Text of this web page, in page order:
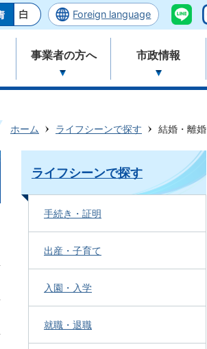
Foreign language
事業者の方へ 市政情報
ホーム ライフシーンで探す 結婚・離婚
ライフシーンで探す
手続き・証明
出産・子育て
入園・入学
就職・退職